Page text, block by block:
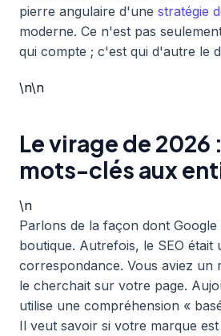
pierre angulaire d'une stratégie
moderne. Ce n'est pas
qui compte ; c'est qui d'autre le
\n\n
Le virage de 2026
mots-clés aux
\n
Parlons de la façon dont
boutique. Autrefois, le SEO était
correspondance. Vous aviez un
le cherchait sur votre page.
utilise une compréhension «
Il veut savoir si votre marque